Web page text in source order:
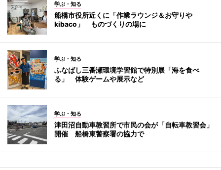
学ぶ・知る
船橋市役所近くに「作業ラウンジ＆お守りや
kibaco」 ものづくりの場に
学ぶ・知る
ふなばし三番瀬環境学習館で特別展「海を食べ
る」 体験ゲームや展示など
学ぶ・知る
津田沼自動車教習所で市民の会が「自転車教習会」
開催 船橋東警察署の協力で